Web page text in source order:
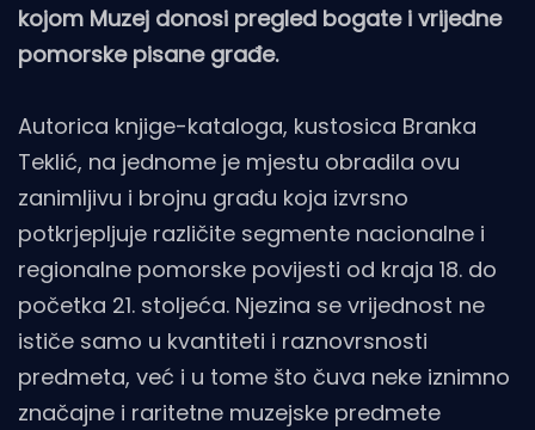
kojom Muzej donosi pregled bogate i vrijedne
pomorske pisane građe.
Autorica knjige-kataloga, kustosica Branka
Teklić, na jednome je mjestu obradila ovu
zanimljivu i brojnu građu koja izvrsno
potkrjepljuje različite segmente nacionalne i
regionalne pomorske povijesti od kraja 18. do
početka 21. stoljeća. Njezina se vrijednost ne
ističe samo u kvantiteti i raznovrsnosti
predmeta, već i u tome što čuva neke iznimno
značajne i raritetne muzejske predmete